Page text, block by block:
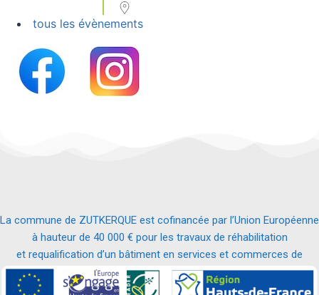
tous les évènements
La commune de ZUTKERQUE est cofinancée par l’Union Européenne
à hauteur de 40 000 € pour les travaux de réhabilitation
et requalification d’un bâtiment en services et commerces de
proximité.